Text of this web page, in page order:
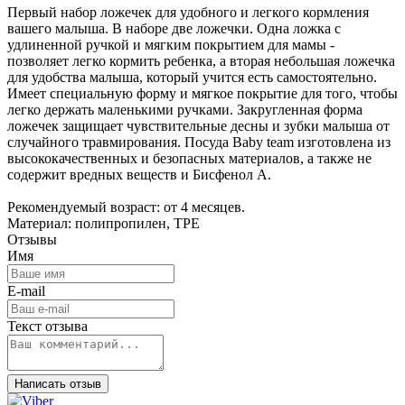
Первый набор ложечек для удобного и легкого кормления
вашего малыша. В наборе две ложечки. Одна ложка с
удлиненной ручкой и мягким покрытием для мамы -
позволяет легко кормить ребенка, а вторая небольшая ложечка
для удобства малыша, который учится есть самостоятельно.
Имеет специальную форму и мягкое покрытие для того, чтобы
легко держать маленькими ручками. Закругленная форма
ложечек защищает чувствительные десны и зубки малыша от
случайного травмирования. Посуда Baby team изготовлена из
высококачественных и безопасных материалов, а также не
содержит вредных веществ и Бисфенол А.
Рекомендуемый возраст: от 4 месяцев.
Материал: полипропилен, TPE
Отзывы
Имя
E-mail
Текст отзыва
Написать отзыв